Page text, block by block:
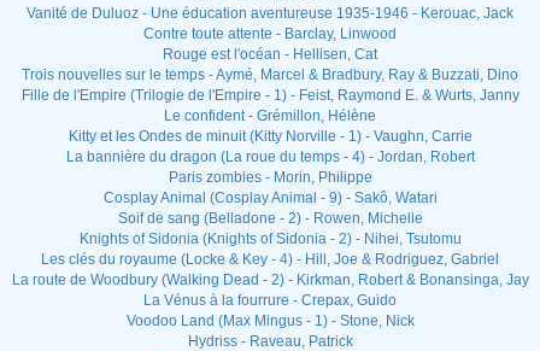
Vanité de Duluoz - Une éducation aventureuse 1935-1946 - Kerouac, Jack
Contre toute attente - Barclay, Linwood
Rouge est l'océan - Hellisen, Cat
Trois nouvelles sur le temps - Aymé, Marcel & Bradbury, Ray & Buzzati, Dino
Fille de l'Empire (Trilogie de l'Empire - 1) - Feist, Raymond E. & Wurts, Janny
Le confident - Grémillon, Hélène
Kitty et les Ondes de minuit (Kitty Norville - 1) - Vaughn, Carrie
La bannière du dragon (La roue du temps - 4) - Jordan, Robert
Paris zombies - Morin, Philippe
Cosplay Animal (Cosplay Animal - 9) - Sakô, Watari
Soif de sang (Belladone - 2) - Rowen, Michelle
Knights of Sidonia (Knights of Sidonia - 2) - Nihei, Tsutomu
Les clés du royaume (Locke & Key - 4) - Hill, Joe & Rodriguez, Gabriel
La route de Woodbury (Walking Dead - 2) - Kirkman, Robert & Bonansinga, Jay
La Vénus à la fourrure - Crepax, Guido
Voodoo Land (Max Mingus - 1) - Stone, Nick
Hydriss - Raveau, Patrick